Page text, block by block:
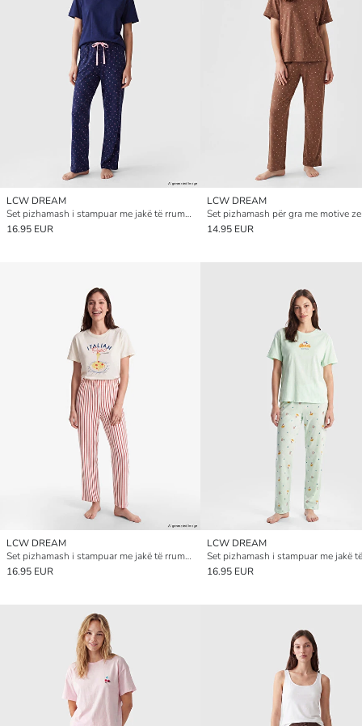
LCW DREAM
Set pizhamash i stampuar me jakë të rrumbullakët për gra
16.95 EUR
LCW DREAM
Set pizhamash për gra me motive
14.95 EUR
LCW DREAM
Set pizhamash i stampuar me jakë të rrumbullakët për gra
16.95 EUR
LCW DREAM
16.95 EUR